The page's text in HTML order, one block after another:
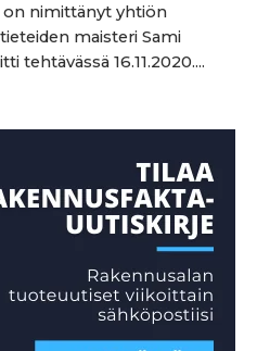
on nimittänyt yhtiön
maisteri Sami
tehtävässä 16.11.2020....